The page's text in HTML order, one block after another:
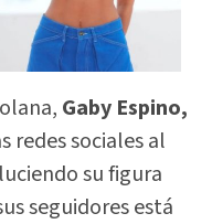
Gaby Espino,
redes sociales al
su figura
seguidores está